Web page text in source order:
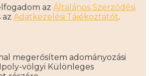
az Általános Szerződési
az Adatkezelési Tájékoztatót.
megerősítem adományozási
völgyi Különleges